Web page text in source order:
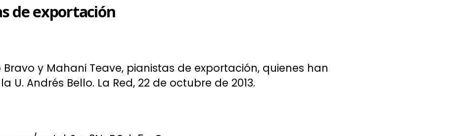
de exportación
Bravo y Mahani Teave, pianistas de exportación, quienes han
U. Andrés Bello. La Red, 22 de octubre de 2013.